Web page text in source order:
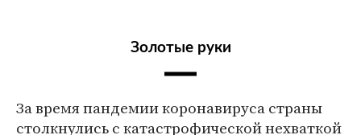
Золотые руки
За время пандемии коронавируса страны
столкнулись с катастрофической нехваткой